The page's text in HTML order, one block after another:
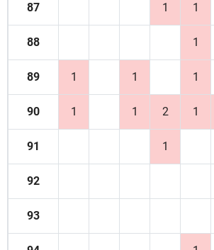
87 1 1
88 1
89 1 1 1
90 1 1 2 1
91 1
92
93